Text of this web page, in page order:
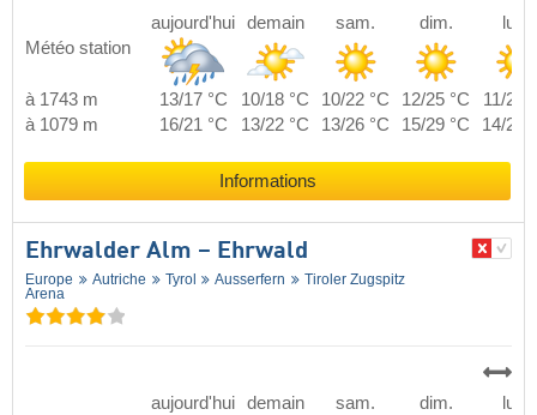
Météo station
aujourd'hui demain sam. dim. lun.
à 1743 m 13/17 °C 10/18 °C 10/22 °C 12/25 °C
11/25
à 1079 m
16/21 °C 13/22 °C 13/26 °C 15/29 °C 14/29
Informations
Ehrwalder Alm – Ehrwald
Europe Autriche Tyrol Ausserfern
Tiroler Zugspitz
Arena
aujourd'hui demain sam. dim. lun.